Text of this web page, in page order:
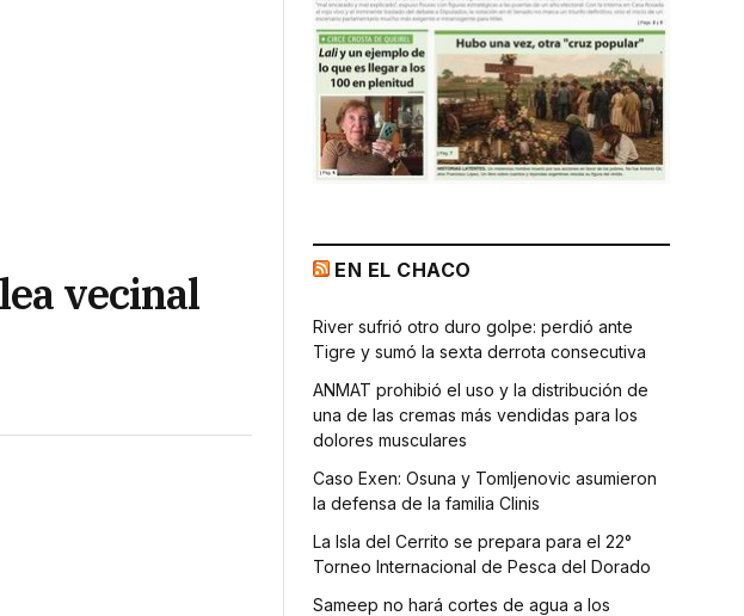
vecinal
EN EL CHACO
River sufrió otro duro golpe: perdió ante
Tigre y sumó la sexta derrota consecutiva
ANMAT prohibió el uso y la distribución de
una de las cremas más vendidas para los
dolores musculares
Caso Exen: Osuna y Tomljenovic asumieron
la defensa de la familia Clinis
La Isla del Cerrito se prepara para el 22°
Torneo Internacional de Pesca del Dorado
Sameep no hará cortes de agua a los